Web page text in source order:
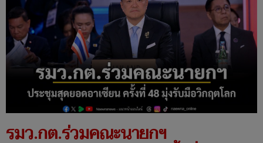
รมว.กต.ร่วมคณะนายกฯ